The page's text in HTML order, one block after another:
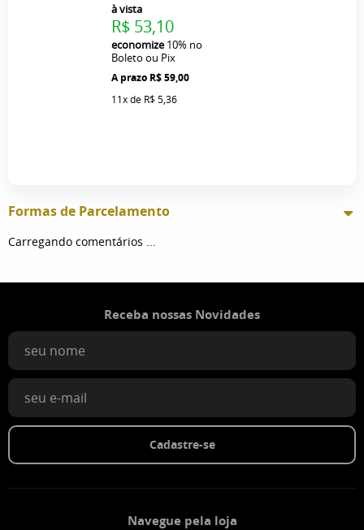
R$ 59,00
à vista
R$ 53,10
economize10% no
Boleto ou Pix
11xde R$ 5,36
Formas de Parcelamento
Carregando comentários ...
Receba nossas Novidades
Cadastre-se
Navegue pela loja